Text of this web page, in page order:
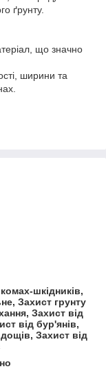
ґрунту.
що значно
ширини та
шкідників,
Захист грунту
Захист від
від бур'янів,
Захист від